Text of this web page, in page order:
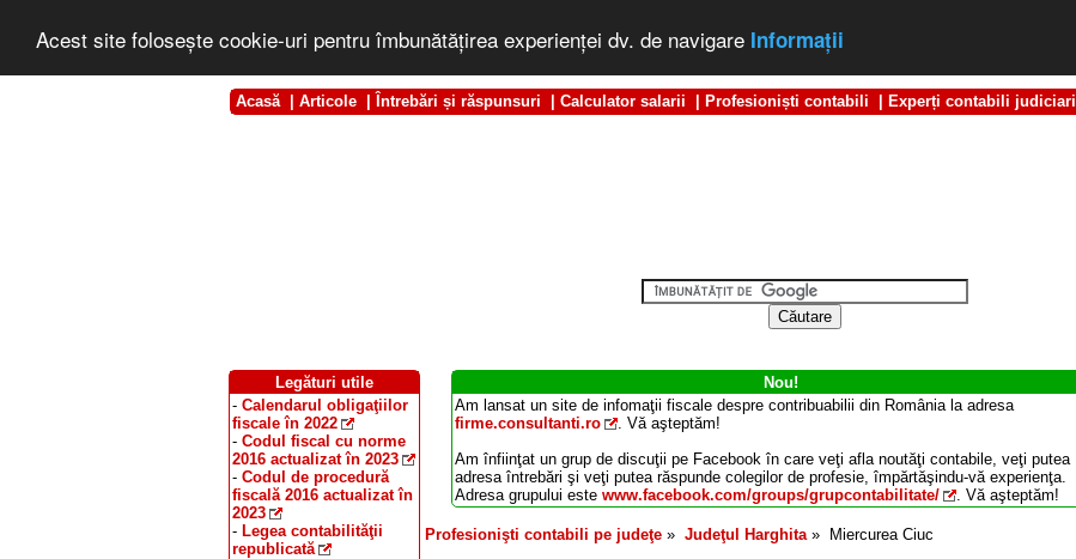
Acest site foloseşte cookie-uri pentru îmbunătăţirea experienţei dv. de navigare Informaţii
Acasă| Articole Întrebări și răspunsuri Calculator salarii Profesioniști contabili Experți contabili judiciari
Legături utile
- Calendarul obligaţiilor
fiscale în 2022
- Codul fiscal cu norme
2016 actualizat în 2023
- Codul de procedură
fiscală 2016 actualizat în
2023
- Legea contabilităţii
republicată
Nou!
Am lansat un site de infomaţii fiscale despre contribuabilii din România la adresa
firme.consultanti.ro
. Vă aşteptăm!
Am înfiinţat un grup de discuţii pe Facebook în care veţi afla noutăţi contabile, veţi putea
adresa întrebări şi veţi putea răspunde colegilor de profesie, împărtăşindu-vă experienţa.
Adresa grupului este www.facebook.com/groups/grupcontabilitate/ . Vă aşteptăm!
Profesionişti contabili pe judeţe» Judeţul Harghita»
Miercurea Ciuc